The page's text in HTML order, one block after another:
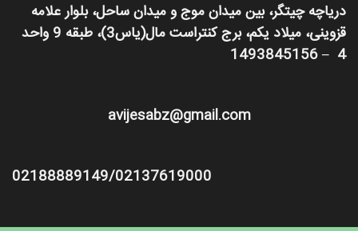
دریاچه چیتگر، بین میدان موج و میدان ساحل، بلوار علامه
قزوینی، میلاد یکم، برج کنتراست مال(یاس3)، طبقه 9 واحد
4 – 1493845156
avijesabz@gmail.com
02188889149/02137619000